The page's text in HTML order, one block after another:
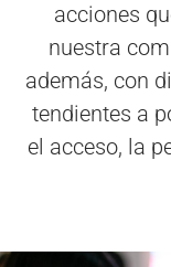
acciones
nuestra
además, con
tendientes a
el acceso, la